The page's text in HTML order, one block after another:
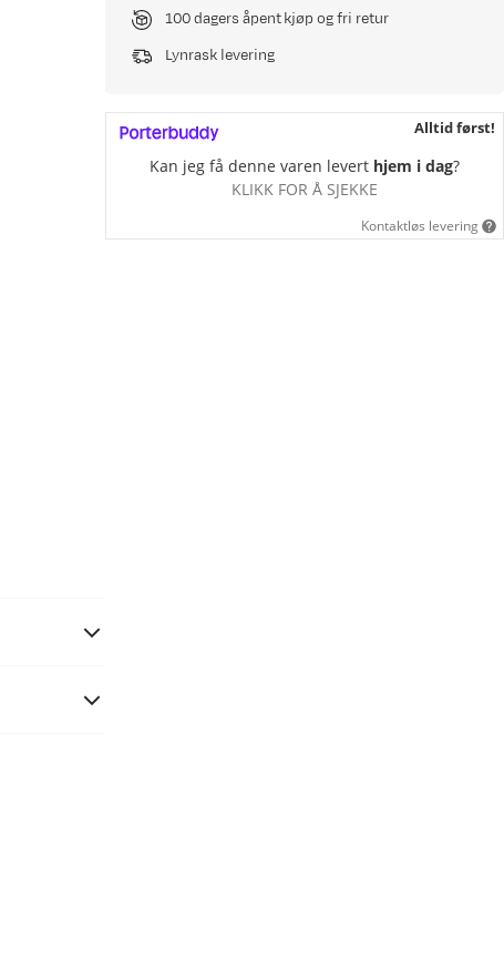
100 dagers åpent kjøp og fri retur
Lynrask levering
Alltid først!
Kan jeg få denne varen levert hjem i dag?
KLIKK FOR Å SJEKKE
Kontaktløs levering